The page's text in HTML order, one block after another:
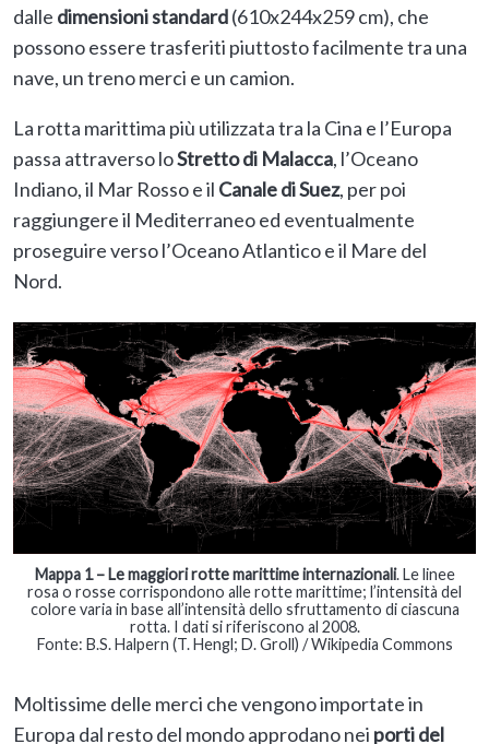
dalle dimensioni standard(610x244x259 cm), che
possono essere trasferiti piuttosto facilmente tra una
nave, un treno merci e un camion.
La rotta marittima più utilizzata tra la Cina e l’Europa
passa attraverso loStretto di Malacca, l’Oceano
Indiano, il Mar Rosso e il Canale di Suez, per poi
raggiungere il Mediterraneo ed eventualmente
proseguire verso l’Oceano Atlantico e il Mare del
Nord.
Mappa 1 – Le maggiori rotte marittime internazionali. Le linee
rosa o rosse corrispondono alle rotte marittime; l’intensità del
colore varia in base all’intensità dello sfruttamento di ciascuna
rotta. I dati si riferiscono al 2008.
Fonte: B.S. Halpern (T. Hengl; D. Groll) / Wikipedia Commons
Moltissime delle merci che vengono importate in
Europa dal resto del mondo approdano nei porti del